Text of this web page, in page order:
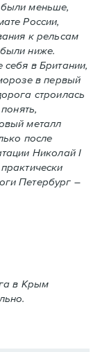
меньше,
России,
к рельсам
ниже.
в Британии,
в первый
строилась
металл
после
Николай I
Петербург –
в Крым